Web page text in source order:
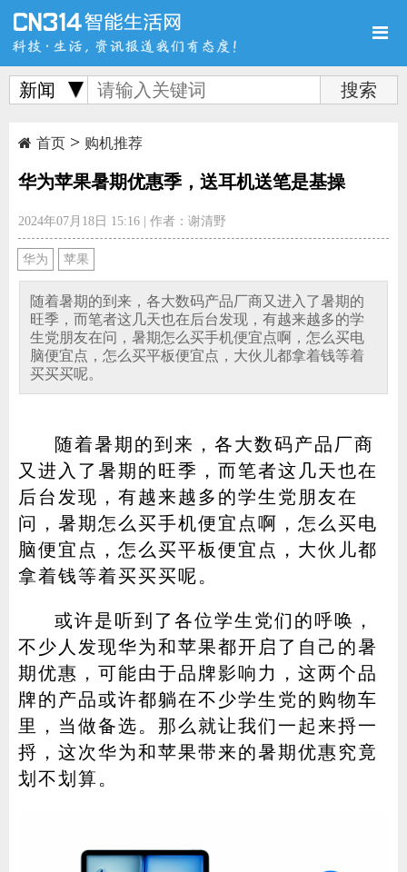
首页
导购
图赏
家电 技巧 作者
登录
新闻
首页> 购机推荐
华为苹果暑期优惠季，送耳机送笔是基操
2024年07月18日 15:16| 作者：谢清野
华为 苹果
随着暑期的到来，各大数码产品厂商又进入了暑期的
旺季，而笔者这几天也在后台发现，有越来越多的学
生党朋友在问，暑期怎么买手机便宜点啊，怎么买电
脑便宜点，怎么买平板便宜点，大伙儿都拿着钱等着
买买买呢。
随着暑期的到来，各大数码产品厂商
又进入了暑期的旺季，而笔者这几天也在
后台发现，有越来越多的学生党朋友在
问，暑期怎么买手机便宜点啊，怎么买电
脑便宜点，怎么买平板便宜点，大伙儿都
拿着钱等着买买买呢。
或许是听到了各位学生党们的呼唤，
不少人发现华为和苹果都开启了自己的暑
期优惠，可能由于品牌影响力，这两个品
牌的产品或许都躺在不少学生党的购物车
里，当做备选。那么就让我们一起来捋一
捋，这次华为和苹果带来的暑期优惠究竟
划不划算。